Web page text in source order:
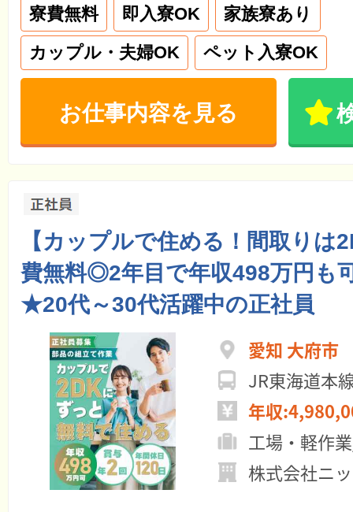
寮費無料 即入寮OK
家族寮あり
カップル・夫婦OK
ペット入寮OK
お仕事内容を見る
【カップルで住める！間取りは
費無料◎2年目で年収498万円も
★20代～30代活躍中の正社員
愛知 大府市
JR東海道本
年収
工場・軽作
株式会社ニ